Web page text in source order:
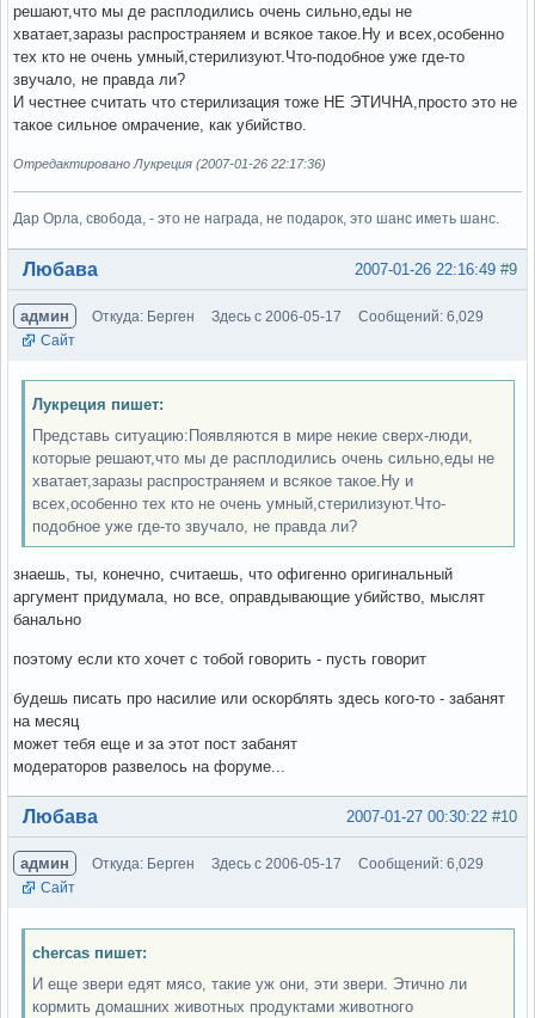
решают,что мы де расплодились очень сильно,еды не
хватает,заразы распространяем и всякое такое.Ну и всех,особенно
тех кто не очень умный,стерилизуют.Что-подобное уже где-то
звучало, не правда ли?
И честнее считать что стерилизация тоже НЕ ЭТИЧНА,просто это не
такое сильное омрачение, как убийство.
Отредактировано Лукреция (2007-01-26 22:17:36)
Дар Орла, свобода, - это не награда, не подарок, это шанс иметь шанс.
Вне форума #9
2007-01-26 22:16:49
Любава
админ Откуда: Берген Здесь с 2006-05-17
Сообщений: 6,029
Сайт
Лукреция пишет:
Представь ситуацию:Появляются в мире некие сверх-люди,
которые решают,что мы де расплодились очень сильно,еды не
хватает,заразы распространяем и всякое такое.Ну и
всех,особенно тех кто не очень умный,стерилизуют.Что-
подобное уже где-то звучало, не правда ли?
знаешь, ты, конечно, считаешь, что офигенно оригинальный
аргумент придумала, но все, оправдывающие убийство, мыслят
банально
поэтому если кто хочет с тобой говорить - пусть говорит
будешь писать про насилие или оскорблять здесь кого-то - забанят
на месяц
может тебя еще и за этот пост забанят
модераторов развелось на форуме...
Вне форума #10
2007-01-27 00:30:22
Любава
админ Откуда: Берген Здесь с 2006-05-17
Сообщений: 6,029
Сайт
chercas пишет:
И еще звери едят мясо, такие уж они, эти звери. Этично ли
кормить домашних животных продуктами животного